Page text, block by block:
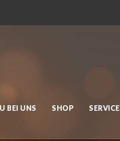
BEI UNS SHOP SERVICE